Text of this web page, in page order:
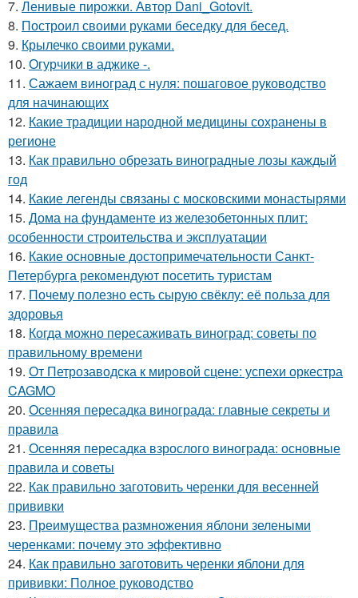
7. Ленивые пирожки. Автор Dani_Gotovit.
8. Построил своими руками беседку для бесед.
9. Крылечко своими руками.
10. Огурчики в аджике -.
11. Сажаем виноград с нуля: пошаговое руководство
для начинающих
12. Какие традиции народной медицины сохранены в
регионе
13. Как правильно обрезать виноградные лозы каждый
год
14. Какие легенды связаны с московскими монастырями
15. Дома на фундаменте из железобетонных плит:
особенности строительства и эксплуатации
16. Какие основные достопримечательности Санкт-
Петербурга рекомендуют посетить туристам
17. Почему полезно есть сырую свёклу: её польза для
здоровья
18. Когда можно пересаживать виноград: советы по
правильному времени
19. От Петрозаводска к мировой сцене: успехи оркестра
CAGMO
20. Осенняя пересадка винограда: главные секреты и
правила
21. Осенняя пересадка взрослого винограда: основные
правила и советы
22. Как правильно заготовить черенки для весенней
прививки
23. Преимущества размножения яблони зелеными
черенками: почему это эффективно
24. Как правильно заготовить черенки яблони для
прививки: Полное руководство